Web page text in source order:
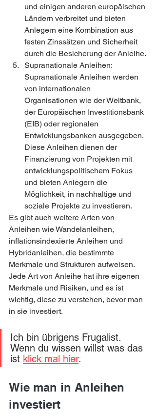
und einigen anderen europäischen
Ländern verbreitet und bieten
Anlegern eine Kombination aus
festen Zinssätzen und Sicherheit
durch die Besicherung der Anleihe.
Supranationale Anleihen:
Supranationale Anleihen werden
von internationalen
Organisationen wie der Weltbank,
der Europäischen Investitionsbank
(EIB) oder regionalen
Entwicklungsbanken ausgegeben.
Diese Anleihen dienen der
Finanzierung von Projekten mit
entwicklungspolitischem Fokus
und bieten Anlegern die
Möglichkeit, in nachhaltige und
soziale Projekte zu investieren.
Es gibt auch weitere Arten von
Anleihen wie Wandelanleihen,
inflationsindexierte Anleihen und
Hybridanleihen, die bestimmte
Merkmale und Strukturen aufweisen.
Jede Art von Anleihe hat ihre eigenen
Merkmale und Risiken, und es ist
wichtig, diese zu verstehen, bevor man
in sie investiert.
Ich bin übrigens Frugalist.
Wenn du wissen willst was das
ist klick mal hier.
Wie man in Anleihen
investiert